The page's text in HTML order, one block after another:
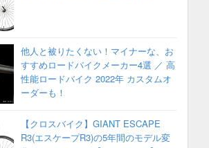
他人と被りたくない！マイナーな、お
すすめロードバイクメーカー4選 ／ 高
性能ロードバイク 2022年 カスタムオ
ーダーも！
【クロスバイク】GIANT ESCAPE
R3(エスケープR3)の5年間のモデル変